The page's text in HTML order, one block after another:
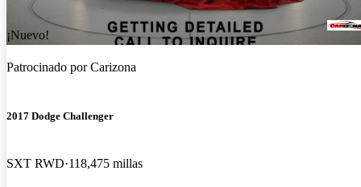
¡Nuevo!
Patrocinado porCarizona
2017 Dodge Challenger
SXT RWD 118,475 millas